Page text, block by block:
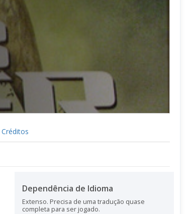
Créditos
Dependência de Idioma
Extenso. Precisa de uma tradução quase
completa para ser jogado.